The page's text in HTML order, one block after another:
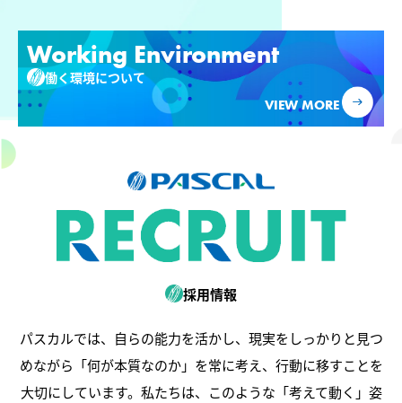
Working Environment
働く環境について
VIEW MORE
採用情報
パスカルでは、自らの能力を活かし、現実をしっかりと見つ
めながら「何が本質なのか」を常に考え、行動に移すことを
大切にしています。私たちは、このような「考えて動く」姿